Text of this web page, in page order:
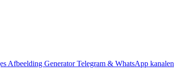
Afbeelding GeneratorTelegram & WhatsApp kanalen